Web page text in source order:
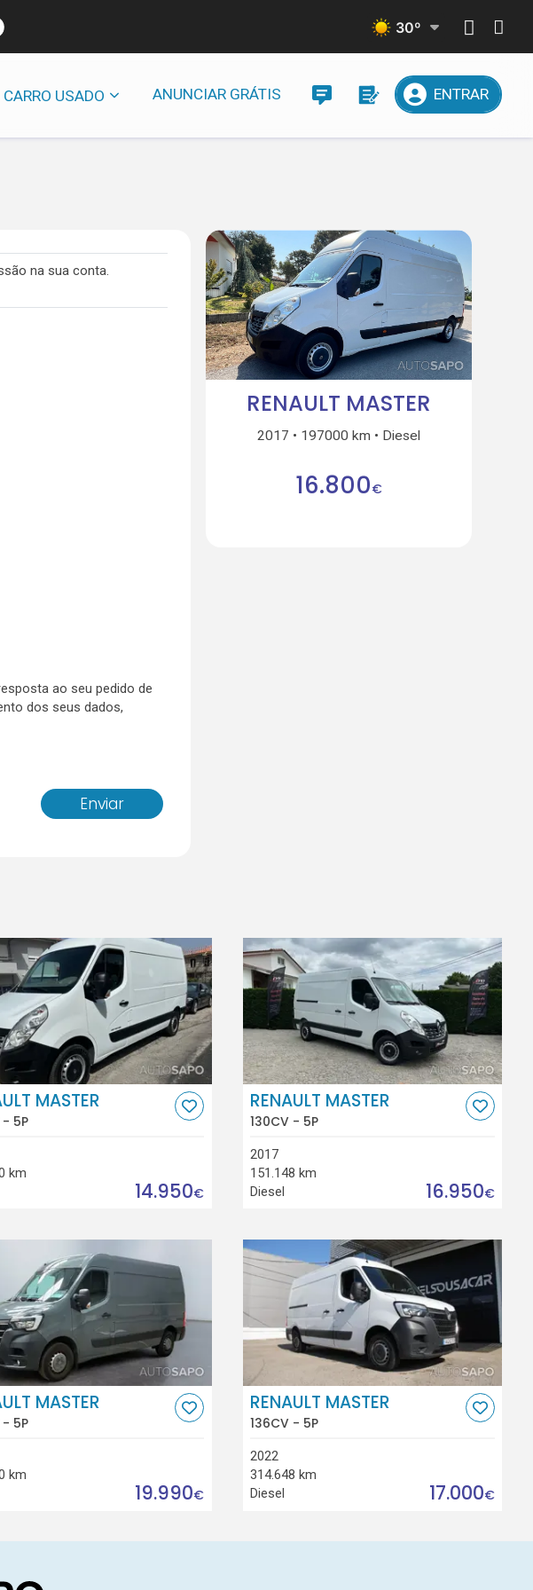
30º
CARRO USADO ANUNCIAR GRÁTIS ENTRAR
na sua conta.
ao seu pedido de
dos seus dados,
Enviar
RENAULT MASTER
2017 197000 km Diesel
16.800€
MASTER
- 5P
km
14.950€
RENAULT MASTER
130CV - 5P
2017
151.148 km
Diesel
16.950€
MASTER
- 5P
km
19.990€
RENAULT MASTER
136CV - 5P
2022
314.648 km
Diesel
17.000€